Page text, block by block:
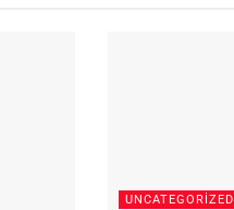
UNCATEGORIZED